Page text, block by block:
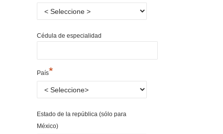
Cédula de especialidad
País*
Estado de la república (sólo para
México)